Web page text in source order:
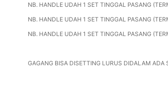
NB. HANDLE UDAH 1 SET TINGGAL PASANG
NB. HANDLE UDAH 1 SET TINGGAL PASANG
NB. HANDLE UDAH 1 SET TINGGAL PASANG
GAGANG BISA DISETTING LURUS DIDALAM ADA